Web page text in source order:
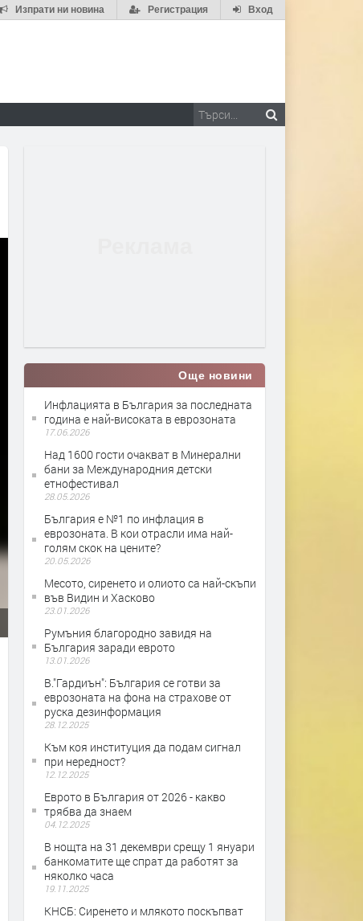
Вход
Регистрация
Изпрати ни новина
Още новини
Инфлацията в България за последната
година е най-високата в еврозоната
17.06.2026
Над 1600 гости очакват в Минерални
бани за Международния детски
етнофестивал
28.05.2026
България е №1 по инфлация в
еврозоната. В кои отрасли има най-
голям скок на цените?
20.05.2026
Месото, сиренето и олиото са най-скъпи
във Видин и Хасково
23.01.2026
Румъния благородно завидя на
България заради еврото
13.01.2026
В."Гардиън": България се готви за
еврозоната на фона на страхове от
руска дезинформация
28.12.2025
Към коя институция да подам сигнал
при нередност?
12.12.2025
Еврото в България от 2026 - какво
трябва да знаем
04.12.2025
В нощта на 31 декември срещу 1 януари
банкоматите ще спрат да работят за
няколко часа
19.11.2025
КНСБ: Сиренето и млякото поскъпват